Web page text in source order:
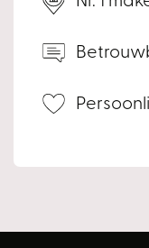
woning zijn
er geen
In het biedlogboek